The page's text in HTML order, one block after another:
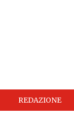
REDAZIONE